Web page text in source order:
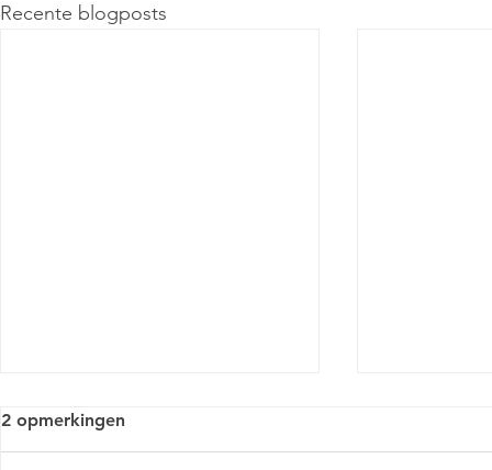
Recente blogposts
2 opmerkingen